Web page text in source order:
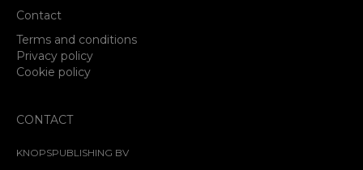
Contact
Terms and conditions
Privacy policy
Cookie policy
CONTACT
KNOPSPUBLISHING BV